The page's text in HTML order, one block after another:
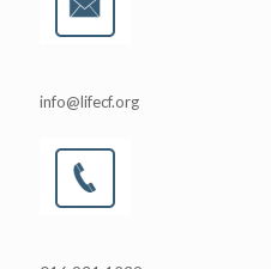
info@lifecf.org